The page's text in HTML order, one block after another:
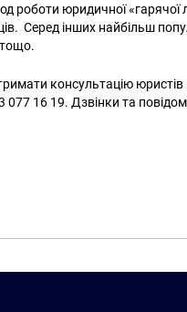
роботи юридичної «гарячої
Серед інших найбільш
тощо.
консультацію
077 16 19. Дзвінки та